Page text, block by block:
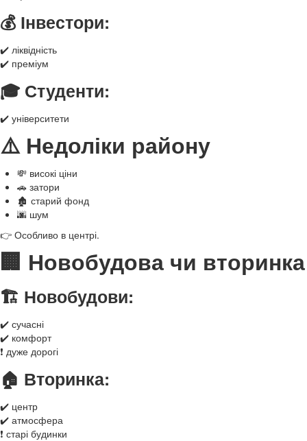
💰 Інвестори:
✔️ ліквідність
✔️ преміум
🎓 Студенти:
✔️ університети
⚠️ Недоліки району
💸 високі ціни
🚗 затори
🏚️ старий фонд
🌆 шум
👉 Особливо в центрі.
🏢 Новобудова чи вторинка
🏗️ Новобудови:
✔️ сучасні
✔️ комфорт
❗ дуже дорогі
🏠 Вторинка:
✔️ центр
✔️ атмосфера
❗ старі будинки